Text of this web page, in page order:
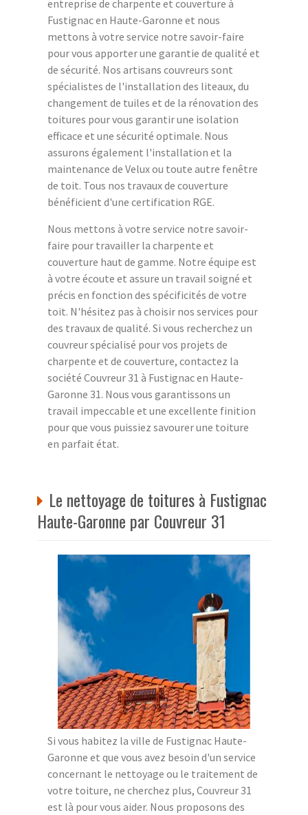
entreprise de charpente et couverture à
Fustignac en Haute-Garonne et nous
mettons à votre service notre savoir-faire
pour vous apporter une garantie de qualité et
de sécurité. Nos artisans couvreurs sont
spécialistes de l'installation des liteaux, du
changement de tuiles et de la rénovation des
toitures pour vous garantir une isolation
efficace et une sécurité optimale. Nous
assurons également l'installation et la
maintenance de Velux ou toute autre fenêtre
de toit. Tous nos travaux de couverture
bénéficient d'une certification RGE.
Nous mettons à votre service notre savoir-
faire pour travailler la charpente et
couverture haut de gamme. Notre équipe est
à votre écoute et assure un travail soigné et
précis en fonction des spécificités de votre
toit. N'hésitez pas à choisir nos services pour
des travaux de qualité. Si vous recherchez un
couvreur spécialisé pour vos projets de
charpente et de couverture, contactez la
société Couvreur 31 à Fustignac en Haute-
Garonne 31. Nous vous garantissons un
travail impeccable et une excellente finition
pour que vous puissiez savourer une toiture
en parfait état.
Le nettoyage de toitures à Fustignac
Haute-Garonne par Couvreur 31
Si vous habitez la ville de Fustignac Haute-
Garonne et que vous avez besoin d'un service
concernant le nettoyage ou le traitement de
votre toiture, ne cherchez plus, Couvreur 31
est là pour vous aider. Nous proposons des